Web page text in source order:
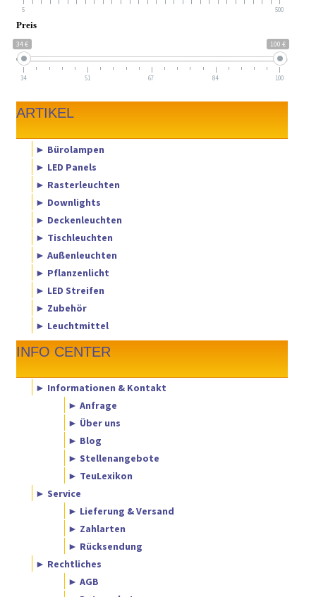
5 500
Preis
34 € 100 €
34 51 67 84 100
ARTIKEL
► Bürolampen
► LED Panels
► Rasterleuchten
► Downlights
► Deckenleuchten
► Tischleuchten
► Außenleuchten
► Pflanzenlicht
► LED Streifen
► Zubehör
► Leuchtmittel
INFO CENTER
► Informationen & Kontakt
► Anfrage
► Über uns
► Blog
► Stellenangebote
► TeuLexikon
► Service
► Lieferung & Versand
► Zahlarten
► Rücksendung
► Rechtliches
► AGB